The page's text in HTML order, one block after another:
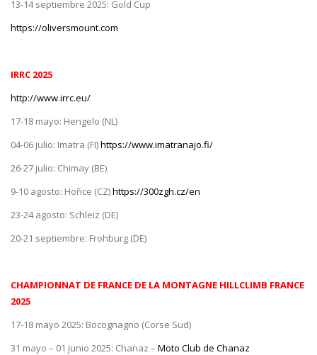
13-14 septiembre 2025: Gold Cup
https://oliversmount.com
IRRC 2025
http://www.irrc.eu/
17-18 mayo: Hengelo (NL)
04-06 julio: Imatra (FI)https://www.imatranajo.fi/
26-27 julio: Chimay (BE)
9-10 agosto: Hořice (CZ)https://300zgh.cz/en
23-24 agosto: Schleiz (DE)
20-21 septiembre: Frohburg (DE)
CHAMPIONNAT DE FRANCE DE LA MONTAGNE HILLCLIMB FRANCE
2025
17-18 mayo 2025: Bocognagno (Corse Sud)
31 mayo – 01 junio 2025: Chanaz – Moto Club de Chanaz